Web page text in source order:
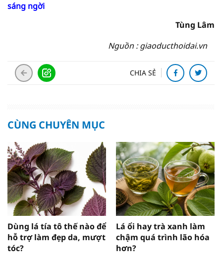
sáng ngời
Tùng Lâm
Nguồn : giaoducthoidai.vn
CHIA SẺ
CÙNG CHUYÊN MỤC
Dùng lá tía tô thế nào để
hỗ trợ làm đẹp da, mượt
tóc?
Lá ổi hay trà xanh làm
chậm quá trình lão hóa
hơn?